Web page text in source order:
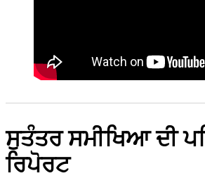
ਸੁਤੰਤਰ ਸਮੀਖਿਆ ਦੀ
ਰਿਪੋਰਟ